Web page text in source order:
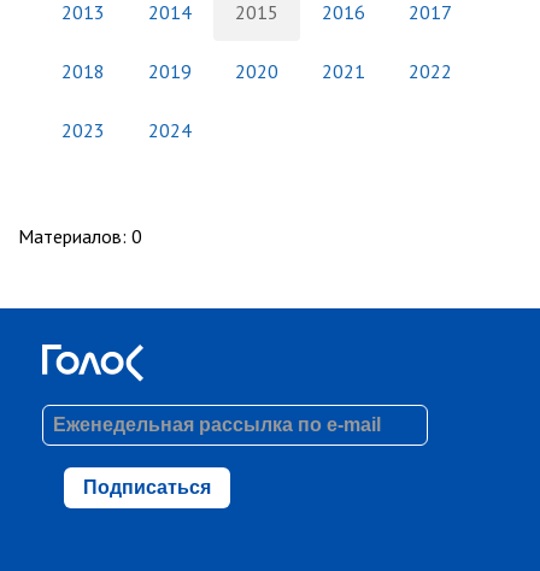
2013 2014 2015 2016 2017
2018 2019 2020 2021 2022
2023 2024
Материалов: 0
Подписаться